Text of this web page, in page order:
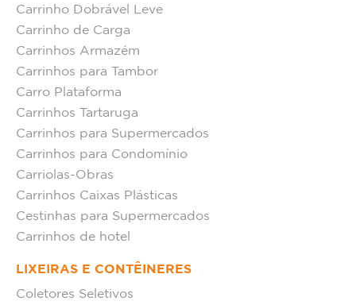
Carrinho Dobrável Leve
Carrinho de Carga
Carrinhos Armazém
Carrinhos para Tambor
Carro Plataforma
Carrinhos Tartaruga
Carrinhos para Supermercados
Carrinhos para Condomínio
Carriolas-Obras
Carrinhos Caixas Plásticas
Cestinhas para Supermercados
Carrinhos de hotel
LIXEIRAS E CONTÊINERES
Coletores Seletivos